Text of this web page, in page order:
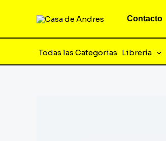
Contacto
Todas las Categorias Librería